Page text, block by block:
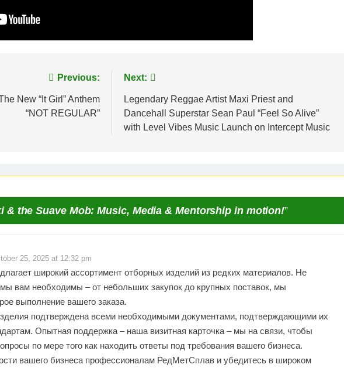
Previous:
New “It Girl” Anthem
“NOT REGULAR”
Next:
Legendary Reggae Artist Maxi Priest and
Dancehall Superstar Sean Paul “Feel So Alive”
with Level Vibes Music Launch on Intercept Music
& the Suave Mob: Music, Media & Mentorship in motion!”
25, 2025 at 12:32 pm
широкий ассортимент отборных изделий из редких материалов. Не
вам необходимы – от небольших закупок до крупных поставок, мы
выполнение вашего заказа.
подтверждена всеми необходимыми документами, подтверждающими их
Опытная поддержка – наша визитная карточка – мы на связи, чтобы
по мере того как находить ответы под требования вашего бизнеса.
вашего бизнеса профессионалам РедМетСплав и убедитесь в широком